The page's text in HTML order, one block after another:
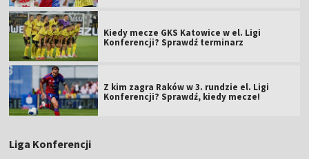
Kiedy mecze GKS Katowice w el. Ligi
Konferencji? Sprawdź terminarz
Z kim zagra Raków w 3. rundzie el. Ligi
Konferencji? Sprawdź, kiedy mecze!
Liga Konferencji